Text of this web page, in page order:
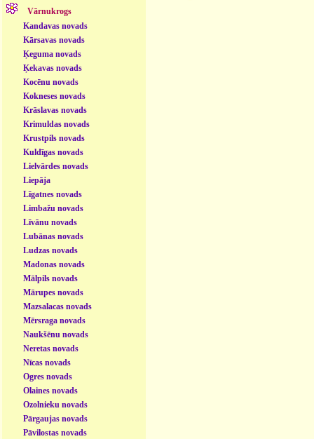
Vārnukrogs
Kandavas novads
Kārsavas novads
Ķeguma novads
Ķekavas novads
Kocēnu novads
Kokneses novads
Krāslavas novads
Krimuldas novads
Krustpils novads
Kuldīgas novads
Lielvārdes novads
Liepāja
Līgatnes novads
Limbažu novads
Līvānu novads
Lubānas novads
Ludzas novads
Madonas novads
Mālpils novads
Mārupes novads
Mazsalacas novads
Mērsraga novads
Naukšēnu novads
Neretas novads
Nīcas novads
Ogres novads
Olaines novads
Ozolnieku novads
Pārgaujas novads
Pāvilostas novads